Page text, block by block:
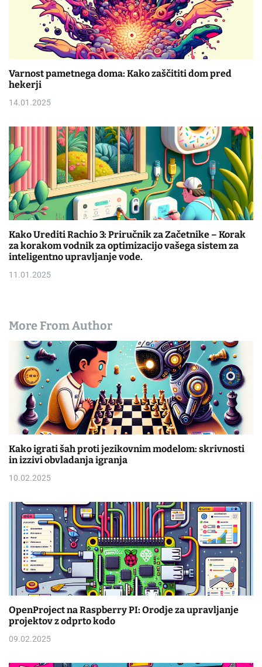
Varnost pametnega doma: Kako zaščititi dom pred
hekerji
14.01.2025
Kako Urediti Rachio 3: Priručnik za Začetnike – Korak
za korakom vodnik za optimizacijo vašega sistem za
inteligentno upravljanje vode.
11.01.2025
More From Author
Kako igrati šah proti jezikovnim modelom: skrivnosti
in izzivi obvladanja igranja
10.02.2025
OpenProject na Raspberry PI: Orodje za upravljanje
projektov z odprto kodo
09.02.2025